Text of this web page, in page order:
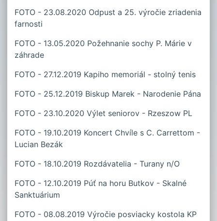
FOTO - 23.08.2020 Odpust a 25. výročie zriadenia
farnosti
FOTO - 13.05.2020 Požehnanie sochy P. Márie v
záhrade
FOTO - 27.12.2019 Kapiho memoriál - stolný tenis
FOTO - 25.12.2019 Biskup Marek - Narodenie Pána
FOTO - 23.10.2020 Výlet seniorov - Rzeszow PL
FOTO - 19.10.2019 Koncert Chvíle s C. Carrettom -
Lucian Bezák
FOTO - 18.10.2019 Rozdávatelia - Turany n/O
FOTO - 12.10.2019 Púť na horu Butkov - Skalné
Sanktuárium
FOTO - 08.08.2019 Výročie posviacky kostola KP